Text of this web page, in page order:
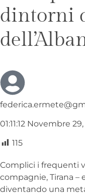
dintorni
01:11:12 Novembre
115
Complici i frequenti
compagnie, Tirana –
diventando una